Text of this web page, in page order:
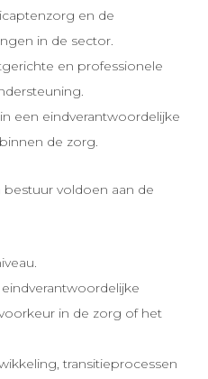
en de
in de sector.
en professionele
een eindverantwoordelijke
de zorg.
bestuur voldoen aan de
in de zorg of het
transitieprocessen